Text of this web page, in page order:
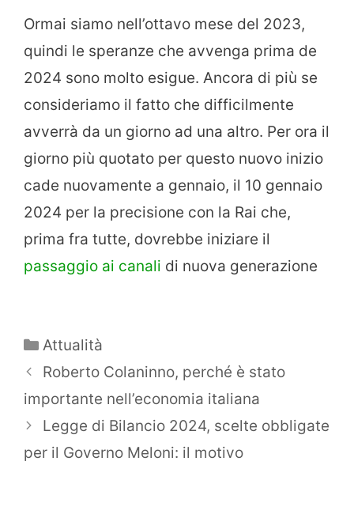
Ormai siamo nell’ottavo mese del 2023,
quindi le speranze che avvenga prima de
2024 sono molto esigue. Ancora di più se
consideriamo il fatto che difficilmente
avverrà da un giorno ad una altro. Per ora il
giorno più quotato per questo nuovo inizio
cade nuovamente a gennaio, il 10 gennaio
2024 per la precisione con la Rai che,
prima fra tutte, dovrebbe iniziare il
passaggio ai canali di nuova generazione
Categorie
Attualità
Roberto Colaninno, perché è stato
importante nell’economia italiana
Legge di Bilancio 2024, scelte obbligate
per il Governo Meloni: il motivo